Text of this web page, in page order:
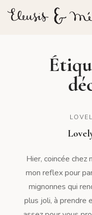
Hier, coincée chez
mon reflex pour
mignonnes qui
plus joli, à prendre